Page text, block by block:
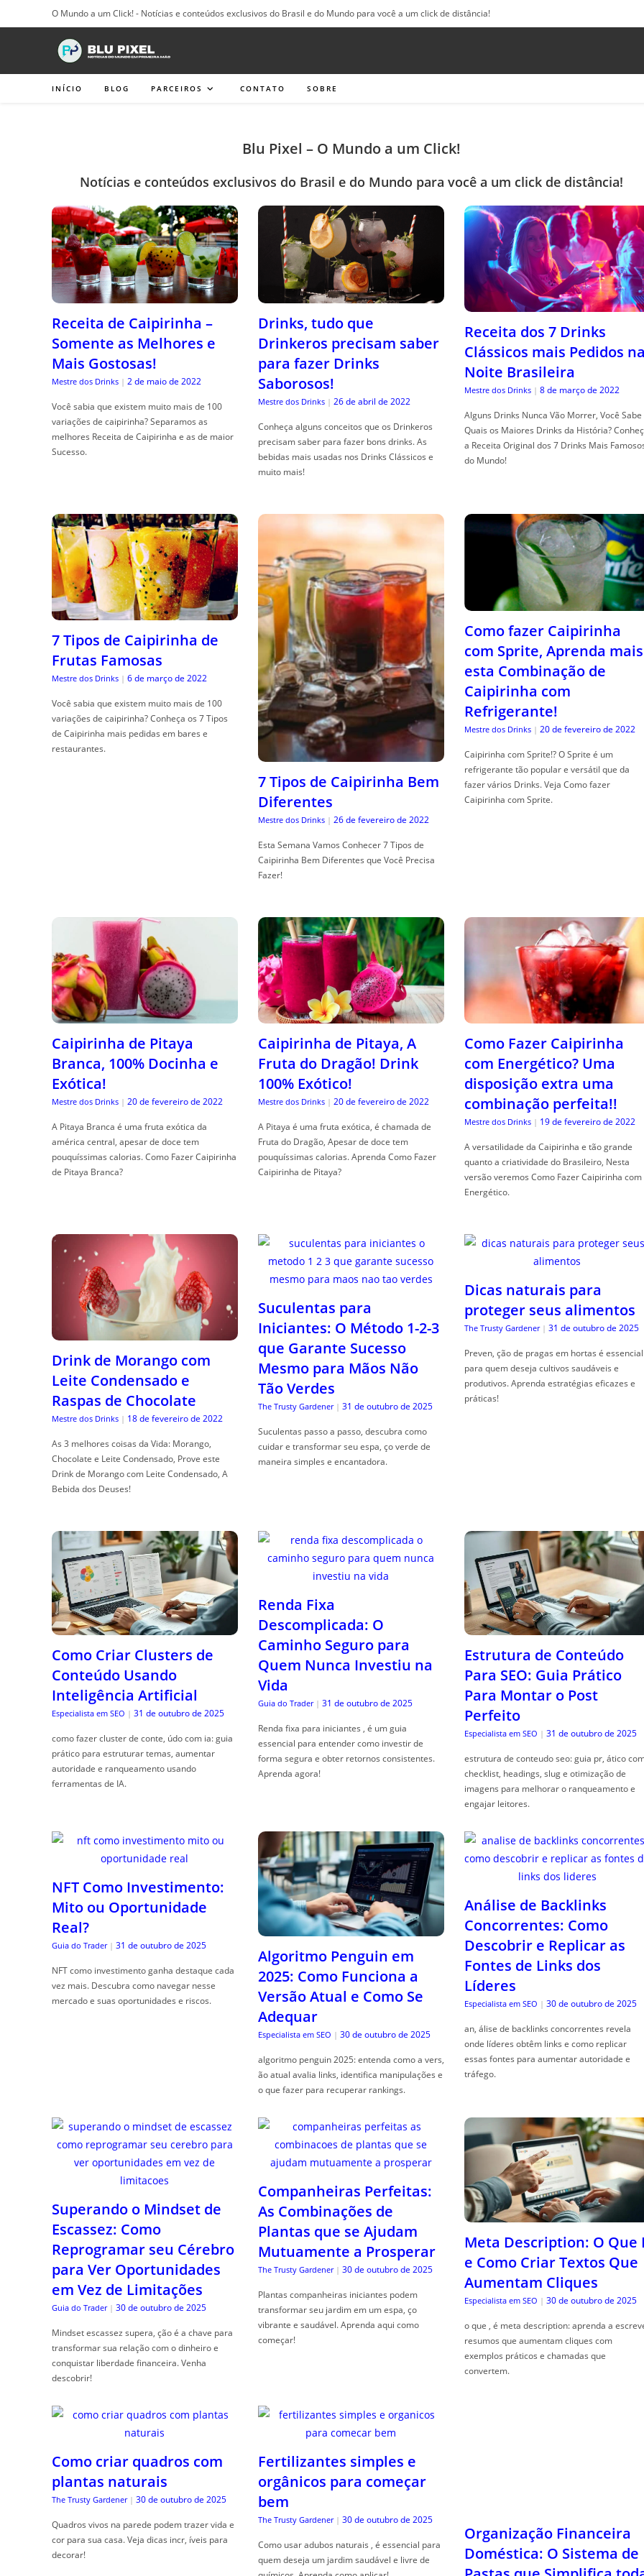
para
O Mundo a um Click! - Notícias e conteúdos exclusivos do Brasil e do Mundo para você a um click de distância!
INÍCIO BLOG PARCEIROS CONTATO SOBRE
Blu Pixel – O Mundo a um Click!
Notícias e conteúdos exclusivos do Brasil e do Mundo para você a um click de distância!
Receita de Caipirinha –
Somente as Melhores e
Mais Gostosas!
Mestre dos Drinks | 2 de maio de 2022
Você sabia que existem muito mais de 100
variações de caipirinha? Separamos as
melhores Receita de Caipirinha e as de maior
Sucesso.
Drinks, tudo que
Drinkeros precisam saber
para fazer Drinks
Saborosos!
Mestre dos Drinks | 26 de abril de 2022
Conheça alguns conceitos que os Drinkeros
precisam saber para fazer bons drinks. As
bebidas mais usadas nos Drinks Clássicos e
muito mais!
Receita dos 7 Drinks
Clássicos mais Pedidos
Noite Brasileira
Mestre dos Drinks | 8 de março de 2022
Alguns Drinks Nunca Vão Morrer, Você Sabe
Quais os Maiores Drinks da História?
a Receita Original dos 7 Drinks Mais
do Mundo!
7 Tipos de Caipirinha de
Frutas Famosas
Mestre dos Drinks | 6 de março de 2022
Você sabia que existem muito mais de 100
variações de caipirinha? Conheça os 7 Tipos
de Caipirinha mais pedidas em bares e
restaurantes.
7 Tipos de Caipirinha Bem
Diferentes
Mestre dos Drinks | 26 de fevereiro de 2022
Esta Semana Vamos Conhecer 7 Tipos de
Caipirinha Bem Diferentes que Você Precisa
Fazer!
Como fazer Caipirinha
com Sprite, Aprenda mais
esta Combinação de
Caipirinha com
Refrigerante!
Mestre dos Drinks | 20 de fevereiro de 2022
Caipirinha com Sprite!? O Sprite é um
refrigerante tão popular e versátil que da
fazer vários Drinks. Veja Como fazer
Caipirinha com Sprite.
Caipirinha de Pitaya
Branca, 100% Docinha e
Exótica!
Mestre dos Drinks | 20 de fevereiro de 2022
A Pitaya Branca é uma fruta exótica da
américa central, apesar de doce tem
pouquíssimas calorias. Como Fazer Caipirinha
de Pitaya Branca?
Caipirinha de Pitaya, A
Fruta do Dragão! Drink
100% Exótico!
Mestre dos Drinks | 20 de fevereiro de 2022
A Pitaya é uma fruta exótica, é chamada de
Fruta do Dragão, Apesar de doce tem
pouquíssimas calorias. Aprenda Como Fazer
Caipirinha de Pitaya?
Como Fazer Caipirinha
com Energético? Uma
disposição extra uma
combinação perfeita!!
Mestre dos Drinks | 19 de fevereiro de 2022
A versatilidade da Caipirinha e tão grande
quanto a criatividade do Brasileiro, Nesta
versão veremos Como Fazer Caipirinha com
Energético.
Drink de Morango com
Leite Condensado e
Raspas de Chocolate
Mestre dos Drinks | 18 de fevereiro de 2022
As 3 melhores coisas da Vida: Morango,
Chocolate e Leite Condensado, Prove este
Drink de Morango com Leite Condensado, A
Bebida dos Deuses!
Suculentas para
Iniciantes: O Método 1-2-3
que Garante Sucesso
Mesmo para Mãos Não
Tão Verdes
The Trusty Gardener | 31 de outubro de 2025
Suculentas passo a passo, descubra como
cuidar e transformar seu espa, ço verde de
maneira simples e encantadora.
Dicas naturais para
proteger seus alimentos
The Trusty Gardener | 31 de outubro de 2025
Preven, ção de pragas em hortas é essencial
para quem deseja cultivos saudáveis e
produtivos. Aprenda estratégias eficazes e
práticas!
Como Criar Clusters de
Conteúdo Usando
Inteligência Artificial
Especialista em SEO | 31 de outubro de 2025
como fazer cluster de conte, údo com ia: guia
prático para estruturar temas, aumentar
autoridade e ranqueamento usando
ferramentas de IA.
Renda Fixa
Descomplicada: O
Caminho Seguro para
Quem Nunca Investiu na
Vida
Guia do Trader | 31 de outubro de 2025
Renda fixa para iniciantes , é um guia
essencial para entender como investir de
forma segura e obter retornos consistentes.
Aprenda agora!
Estrutura de Conteúdo
Para SEO: Guia Prático
Para Montar o Post
Perfeito
Especialista em SEO | 31 de outubro de 2025
estrutura de conteudo seo: guia pr, ático
checklist, headings, slug e otimização de
imagens para melhorar o ranqueamento e
engajar leitores.
NFT Como Investimento:
Mito ou Oportunidade
Real?
Guia do Trader | 31 de outubro de 2025
NFT como investimento ganha destaque cada
vez mais. Descubra como navegar nesse
mercado e suas oportunidades e riscos.
Algoritmo Penguin em
2025: Como Funciona a
Versão Atual e Como Se
Adequar
Especialista em SEO | 30 de outubro de 2025
algoritmo penguin 2025: entenda como a vers,
ão atual avalia links, identifica manipulações e
o que fazer para recuperar rankings.
Análise de Backlinks
Concorrentes: Como
Descobrir e Replicar as
Fontes de Links dos
Líderes
Especialista em SEO | 30 de outubro de 2025
an, álise de backlinks concorrentes revela
onde líderes obtêm links e como replicar
essas fontes para aumentar autoridade e
tráfego.
Superando o Mindset de
Escassez: Como
Reprogramar seu Cérebro
para Ver Oportunidades
em Vez de Limitações
Guia do Trader | 30 de outubro de 2025
Mindset escassez supera, ção é a chave para
transformar sua relação com o dinheiro e
conquistar liberdade financeira. Venha
descobrir!
Companheiras Perfeitas:
As Combinações de
Plantas que se Ajudam
Mutuamente a Prosperar
The Trusty Gardener | 30 de outubro de 2025
Plantas companheiras iniciantes podem
transformar seu jardim em um espa, ço
vibrante e saudável. Aprenda aqui como
começar!
Meta Description: O Que
e Como Criar Textos Que
Aumentam Cliques
Especialista em SEO | 30 de outubro de 2025
o que , é meta description: aprenda a
resumos que aumentam cliques com
exemplos práticos e chamadas que
convertem.
Como criar quadros com
plantas naturais
The Trusty Gardener | 30 de outubro de 2025
Quadros vivos na parede podem trazer vida e
cor para sua casa. Veja dicas incr, íveis para
decorar!
Fertilizantes simples e
orgânicos para começar
bem
The Trusty Gardener | 30 de outubro de 2025
Como usar adubos naturais , é essencial para
quem deseja um jardim saudável e livre de
Organização Financeira
Doméstica: O Sistema de